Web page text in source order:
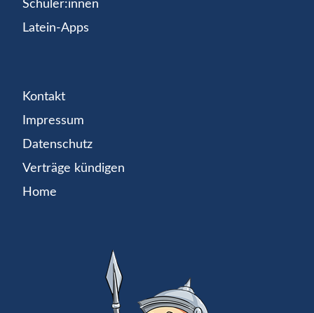
Schüler:innen
Latein-Apps
Kontakt
Impressum
Datenschutz
Verträge kündigen
Home